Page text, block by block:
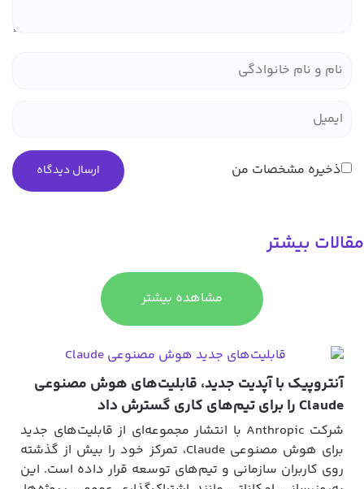
مشخصات من
مشاهده بیشتر
با آپدیت جدید، قابلیت‌های هوش مصنوعی
شرکت Anthropic با انتشار مجموعه‌ای از قابلیت‌های جدید
برای هوش مصنوعی Claude، تمرکز خود را بیش از گذشته
سازمانی و تیم‌های توسعه قرار داده است. این